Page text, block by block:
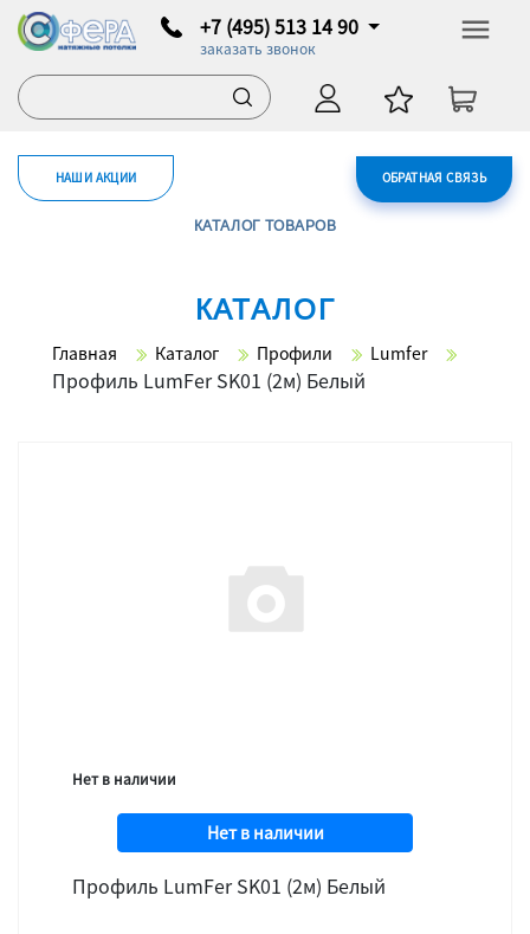
+7 (495) 513 14 90
заказать звонок
ОБРАТНАЯ СВЯЗЬ
НАШИ АКЦИИ
КАТАЛОГ ТОВАРОВ
КАТАЛОГ
Главная Каталог Профили Lumfer
Профиль LumFer SK01 (2м) Белый
Нет в наличии
Нет в наличии
Профиль LumFer SK01 (2м) Белый